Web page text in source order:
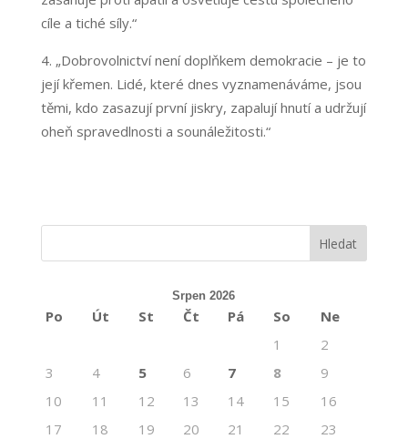
cíle a tiché síly.“
4. „Dobrovolnictví není doplňkem demokracie – je to
její křemen. Lidé, které dnes vyznamenáváme, jsou
těmi, kdo zasazují první jiskry, zapalují hnutí a udržují
oheň spravedlnosti a sounáležitosti.“
Srpen 2026
Po Út St Čt Pá So
Ne
1
2
3
4 5 6 7 8
9
10
11 12 13 14 15
16
17
18 19 20 21 22
23